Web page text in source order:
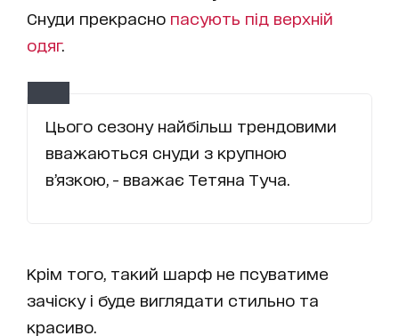
Снуди прекрасно пасують під верхній
одяг.
Цього сезону найбільш трендовими
вважаються снуди з крупною
в’язкою, - вважає Тетяна Туча.
Крім того, такий шарф не псуватиме
зачіску і буде виглядати стильно та
красиво.